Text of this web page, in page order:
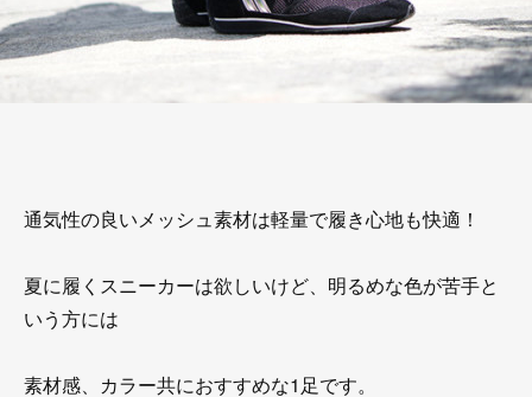
通気性の良いメッシュ素材は軽量で履き心地も快適！
夏に履くスニーカーは欲しいけど、明るめな色が苦手と
いう方には
素材感、カラー共におすすめな1足です。